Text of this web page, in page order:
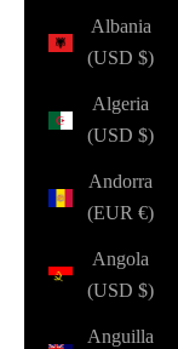
Albania
(USD $)
Algeria
(USD $)
Andorra
(EUR €)
Angola
(USD $)
Anguilla